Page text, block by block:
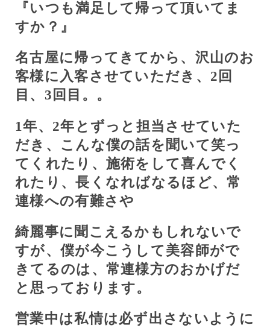
『いつも満足して帰って頂いてま
すか？』
名古屋に帰ってきてから、沢山のお
客様に入客させていただき、 2 回
目、 3 回目。。
1年、 2年とずっと担当させていた
だき、こんな僕の話を聞いて笑っ
てくれたり、施術をして喜んでく
れたり、長くなればなるほど、常
連様への有難さや
綺麗事に聞こえるかもしれないで
すが、僕が今こうして美容師がで
きてるのは、常連様方のおかげだ
と思っております。
営業中は私情は必ず出さないように